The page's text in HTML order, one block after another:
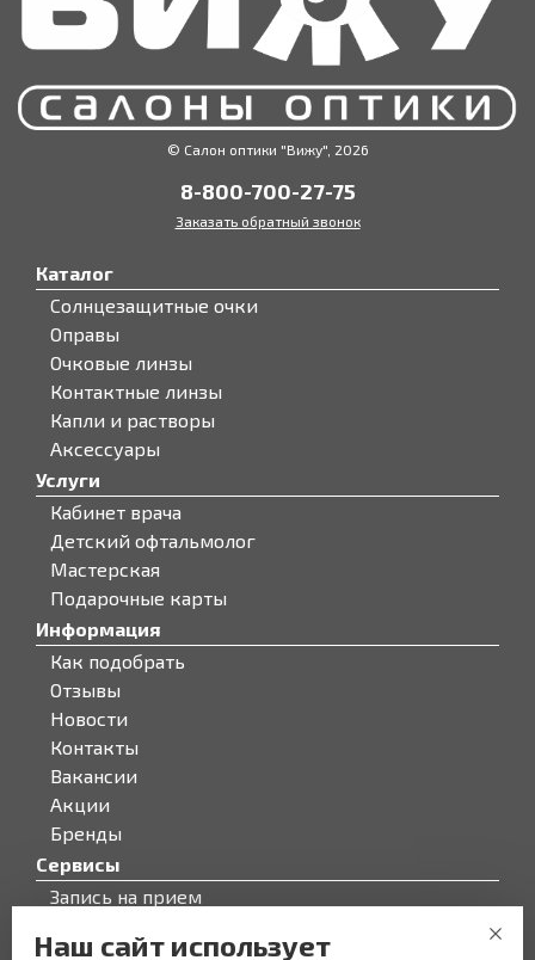
© Салон оптики "Вижу", 2026
8-800-700-27-75
Заказать обратный звонок
Каталог
Солнцезащитные очки
Оправы
Очковые линзы
Контактные линзы
Капли и растворы
Аксессуары
Услуги
Кабинет врача
Детский офтальмолог
Мастерская
Подарочные карты
Информация
Как подобрать
Отзывы
Новости
Контакты
Вакансии
Акции
Бренды
Сервисы
Запись на прием
О компании
Наш сайт использует